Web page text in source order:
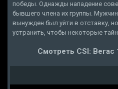
победы. Однажды нападение
бывшего члена их группы.
вынужден был уйти в отставку,
устранить, чтобы некоторые
Смотреть CSI: Вегас